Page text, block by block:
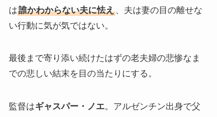
は誰かわからない夫に怯え、夫は妻の目の離せな
い行動に気が気ではない。
最後まで寄り添い続けたはずの老夫婦の悲惨なま
での悲しい結末を目の当たりにする。
監督はギャスパー・ノエ。アルゼンチン出身で父